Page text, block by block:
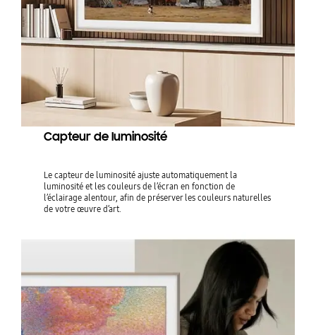
Capteur de luminosité
Le capteur de luminosité ajuste automatiquement la
luminosité et les couleurs de l’écran en fonction de
l’éclairage alentour, afin de préserver les couleurs naturelles
de votre œuvre d’art.